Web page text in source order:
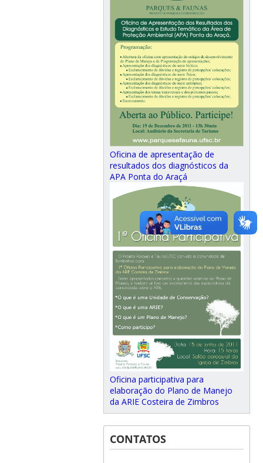
Oficina de apresentação de
resultados dos diagnósticos da
APA Ponta do Araçá
Oficina participativa para
elaboração do Plano de Manejo
da ARIE Costeira de Zimbros
CONTATOS